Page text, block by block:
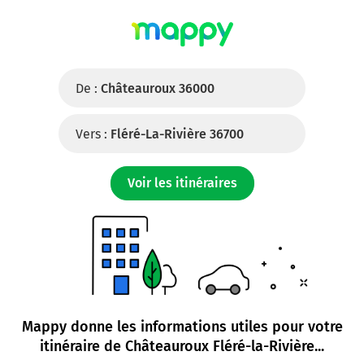
De : Châteauroux 36000
Vers : Fléré-La-Rivière 36700
Voir les itinéraires
Mappy donne les informations utiles pour votre
itinéraire de Châteauroux Fléré-la-Rivière...